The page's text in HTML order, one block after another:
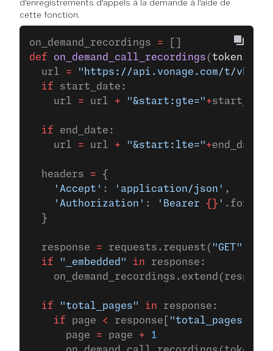
d'enregistrements d'appels à la demande à l'aide de
cette fonction.
on_demand_recordings =
def on_demand_call_recordings (token
  url
= "https://api.vonage.com/t/
  if
start_date:
    url
= url + "&start:gte="+start_date
  if
end_date:
    url
= url + "&start:lte="+end_date
  headers
= {
    'Accept'
: 'application/json' ,
    'Authorization'
: 'Bearer {} '
  }
  response
= requests.request( "GET"
  if
"_embedded" in response:
  if
"total_pages" in response:
    if
page < response[ "total_pages"
      page
= page + 1